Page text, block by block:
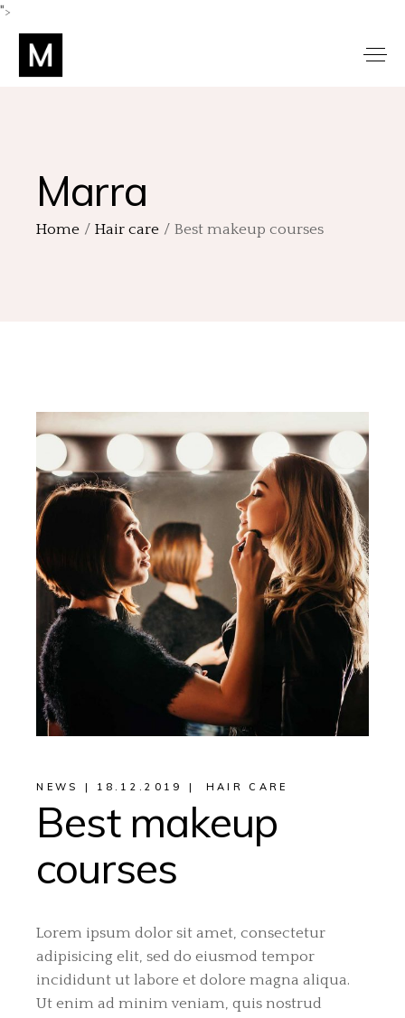
">
Marra
Home Hair care Best makeup courses
NEWS 18.12.2019 HAIR CARE
Best makeup
courses
Lorem ipsum dolor sit amet, consectetur
adipisicing elit, sed do eiusmod tempor
incididunt ut labore et dolore magna aliqua.
Ut enim ad minim veniam, quis nostrud